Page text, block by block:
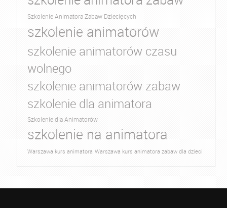
Szkolenie Animatora Zabaw Dziecięcych
szkolenie animatorów
szkolenie animatorów czasu
wolnego
szkolenie animatorów zabaw
szkolenie dla animatora
Szkolenie dla Animatorów
szkolenie na animatora
Warszawa kurs animatora Warszawa kurs animatora zabaw dla dzieci